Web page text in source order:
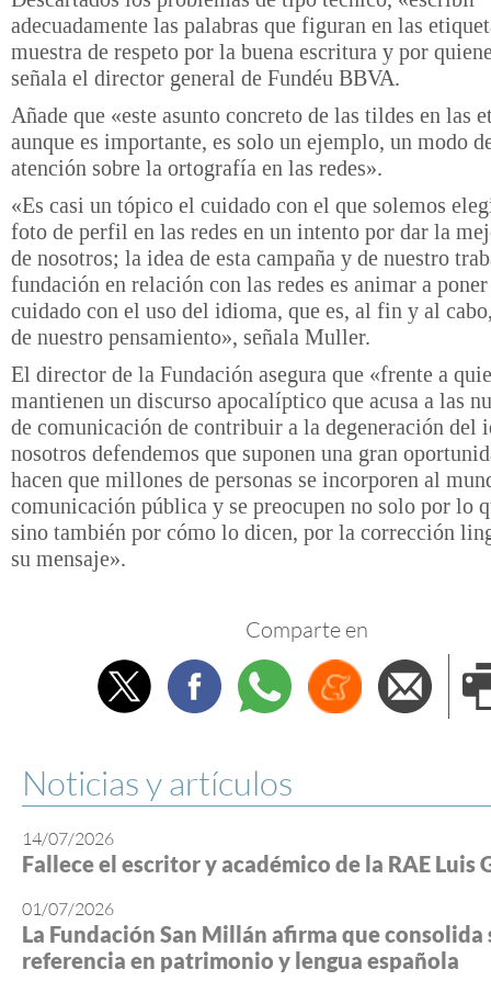
adecuadamente las palabras que figuran en las
muestra de respeto por la buena escritura y por
señala el director general de Fundéu BBVA.
Añade que «este asunto concreto de las tildes en las
aunque es importante, es solo un ejemplo, un modo
atención sobre la ortografía en las redes».
«Es casi un tópico el cuidado con el que solemos
foto de perfil en las redes en un intento por dar la
de nosotros; la idea de esta campaña y de nuestro
fundación en relación con las redes es animar a
cuidado con el uso del idioma, que es, al fin y al
de nuestro pensamiento», señala Muller.
El director de la Fundación asegura que «frente a
mantienen un discurso apocalíptico que acusa a las
de comunicación de contribuir a la degeneración del
nosotros defendemos que suponen una gran
hacen que millones de personas se incorporen al
comunicación pública y se preocupen no solo por lo
sino también por cómo lo dicen, por la corrección
su mensaje».
Comparte en
TwitterFacebookWhatsappMenéame
Noticias y artículos
14/07/2026
Fallece el escritor y académico de la RAE Luis
01/07/2026
La Fundación San Millán afirma que consolida
referencia en patrimonio y lengua española